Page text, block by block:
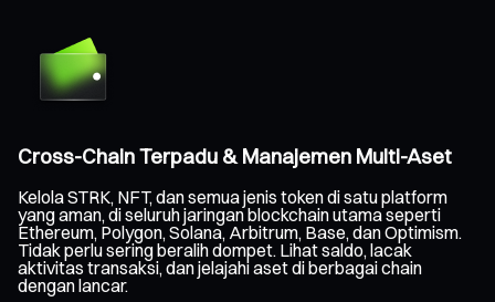
Cross-Chain Terpadu & Manajemen Multi-Aset
Kelola STRK, NFT, dan semua jenis token di satu platform
yang aman, di seluruh jaringan blockchain utama seperti
Ethereum, Polygon, Solana, Arbitrum, Base, dan Optimism.
Tidak perlu sering beralih dompet. Lihat saldo, lacak
aktivitas transaksi, dan jelajahi aset di berbagai chain
dengan lancar.